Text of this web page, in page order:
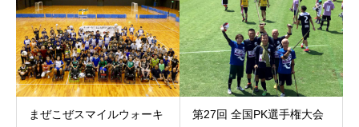
まぜこぜスマイルウォーキ
第27回 全国PK選手権大会